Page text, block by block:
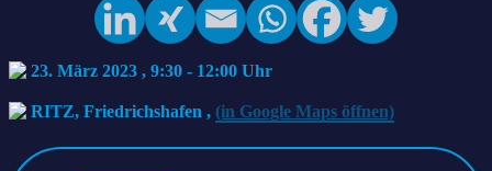
23. März 2023 , 9:30 - 12:00
RITZ, Friedrichshafen , (in Google Maps öffnen)